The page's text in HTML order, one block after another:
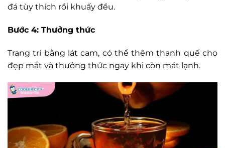
đá tùy thích rồi khuấy đều.
Bước 4: Thưởng thức
Trang trí bằng lát cam, có thể thêm thanh quế cho
đẹp mắt và thưởng thức ngay khi còn mát lạnh.